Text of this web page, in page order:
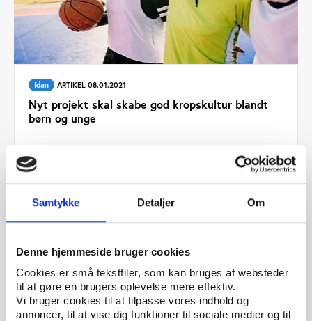
Samtykke Detaljer Om
Denne hjemmeside bruger cookies
Cookies er små tekstfiler, som kan bruges af websteder
til at gøre en brugers oplevelse mere effektiv.
Vi bruger cookies til at tilpasse vores indhold og
annoncer, til at vise dig funktioner til sociale medier og til
Idan ARTIKEL 08.01.2021
Nyt projekt skal skabe god kropskultur blandt
børn og unge